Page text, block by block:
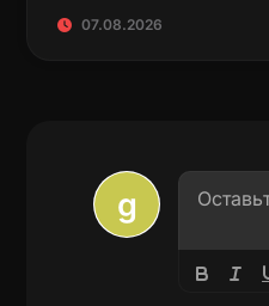
07.08.2026